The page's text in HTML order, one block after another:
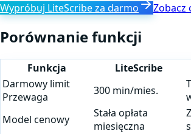
Wypróbuj LiteScribe za darmo Zobacz
Porównanie funkcji
Funkcja LiteScribe
Darmowy limit
Przewaga
300 min/mies.
Model cenowy
Stała opłata
miesięczna